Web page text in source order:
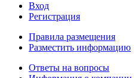
Вход
Регистрация
Правила размещения
Разместить информацию
Ответы на вопросы